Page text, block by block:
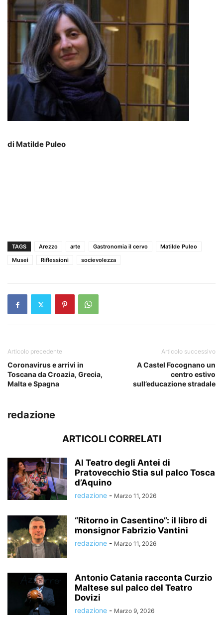
di Matilde Puleo
TAGS Arezzo arte Gastronomia il cervo
Matilde Puleo
Musei
Riflessioni socievolezza
Articolo precedente
Coronavirus e arrivi in
Toscana da Croazia, Grecia,
Malta e Spagna
Articolo successivo
A Castel Focognano un
centro estivo
sull’educazione stradale
redazione
ARTICOLI CORRELATI
Al Teatro degli Antei di
Pratovecchio Stia sul palco Tosca
d’Aquino
redazione - Marzo 11, 2026
“Ritorno in Casentino”: il libro di
monsignor Fabrizio Vantini
redazione - Marzo 11, 2026
Antonio Catania racconta Curzio
Maltese sul palco del Teatro
Dovizi
redazione - Marzo 9, 2026